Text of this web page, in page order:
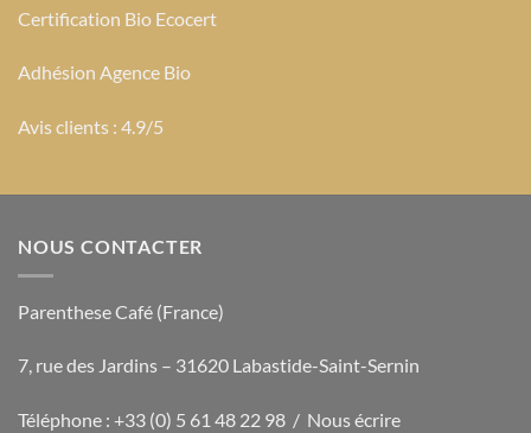
Certification Bio Ecocert
Adhésion Agence Bio
Avis clients : 4.9/5
NOUS CONTACTER
Parenthese Café (France)
7, rue des Jardins – 31620 Labastide-Saint-Sernin
Téléphone : +33 (0) 5 61 48 22 98 / Nous écrire